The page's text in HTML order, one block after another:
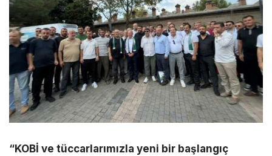
“KOBİ ve tüccarlarımızla yeni bir başlangıç